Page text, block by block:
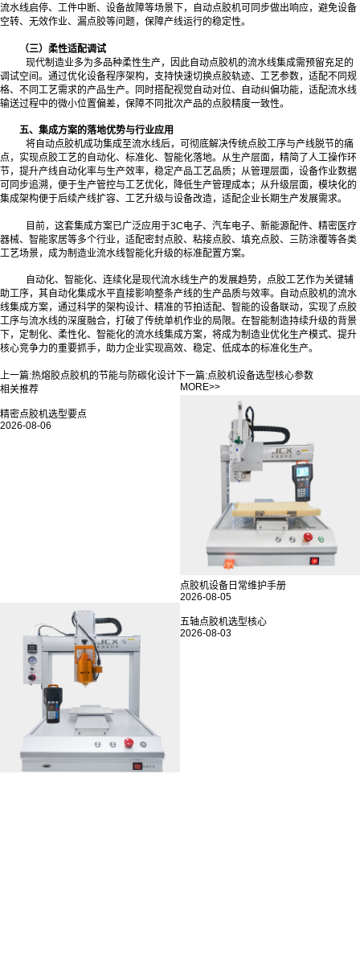
流水线启停、工件中断、设备故障等场景下，自动点胶机可同步做出响应，避免设备
空转、无效作业、漏点胶等问题，保障产线运行的稳定性。
（三）柔性适配调试
现代制造业多为多品种柔性生产，因此自动点胶机的流水线集成需预留充足的
调试空间。通过优化设备程序架构，支持快速切换点胶轨迹、工艺参数，适配不同规
格、不同工艺需求的产品生产。同时搭配视觉自动对位、自动纠偏功能，适配流水线
输送过程中的微小位置偏差，保障不同批次产品的点胶精度一致性。
五、集成方案的落地优势与行业应用
将自动点胶机成功集成至流水线后，可彻底解决传统点胶工序与产线脱节的痛
点，实现点胶工艺的自动化、标准化、智能化落地。从生产层面，精简了人工操作环
节，提升产线自动化率与生产效率，稳定产品工艺品质；从管理层面，设备作业数据
可同步追溯，便于生产管控与工艺优化，降低生产管理成本；从升级层面，模块化的
集成架构便于后续产线扩容、工艺升级与设备改造，适配企业长期生产发展需求。
目前，这套集成方案已广泛应用于3C电子、汽车电子、新能源配件、精密医疗
器械、智能家居等多个行业，适配密封点胶、粘接点胶、填充点胶、三防涂覆等各类
工艺场景，成为制造业流水线智能化升级的标准配置方案。
自动化、智能化、连续化是现代流水线生产的发展趋势，点胶工艺作为关键辅
助工序，其自动化集成水平直接影响整条产线的生产品质与效率。自动点胶机的流水
线集成方案，通过科学的架构设计、精准的节拍适配、智能的设备联动，实现了点胶
工序与流水线的深度融合，打破了传统单机作业的局限。在智能制造持续升级的背景
下，定制化、柔性化、智能化的流水线集成方案，将成为制造业优化生产模式、提升
核心竞争力的重要抓手，助力企业实现高效、稳定、低成本的标准化生产。
上一篇:热熔胶点胶机的节能与防碳化设计下一篇:点胶机设备选型核心参数
相关推荐
MORE>>
点胶机设备日常维护手册
2026-08-05